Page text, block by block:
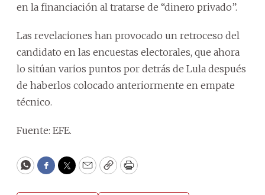
en la financiación al tratarse de “dinero privado”.
Las revelaciones han provocado un retroceso del
candidato en las encuestas electorales, que ahora
lo sitúan varios puntos por detrás de Lula después
de haberlos colocado anteriormente en empate
técnico.
Fuente: EFE.
WhatsApp
Facebook
Twitter
EmailCopyPrint